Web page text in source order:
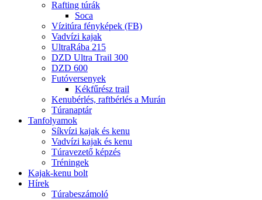
Rafting túrák
Soca
Vízitúra fényképek (FB)
Vadvízi kajak
UltraRába 215
DZD Ultra Trail 300
DZD 600
Futóversenyek
Kékfűrész trail
Kenubérlés, raftbérlés a Murán
Túranaptár
Tanfolyamok
Síkvízi kajak és kenu
Vadvízi kajak és kenu
Túravezető képzés
Tréningek
Kajak-kenu bolt
Hírek
Túrabeszámoló